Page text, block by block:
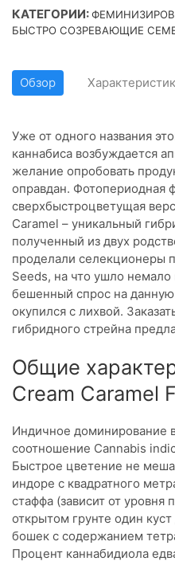
КАТЕГОРИИ:
БЫСТРО СОЗРЕВАЮЩИЕ
Обзор
Уже от одного названия
каннабиса возбуждается
желание опробовать
оправдан. Фотопериодная
сверхбыстроцветущая
Caramel – уникальный
полученный из двух
проделали селекционеры
Seeds, на что ушло
бешенный спрос на
окупился с лихвой.
гибридного стрейна
Общие
Cream Caramel
Индичное доминирование
соотношение Cannabis
Быстрое цветение не
индоре с квадратного
стаффа (зависит от уровня
открытом грунте один
бошек с содержанием
Процент каннабидиола